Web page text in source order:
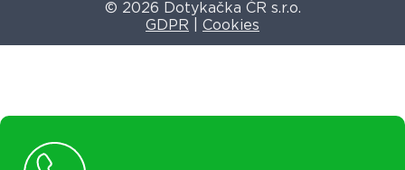
© 2026 Dotykačka ČR s.r.o.
GDPR
Cookies